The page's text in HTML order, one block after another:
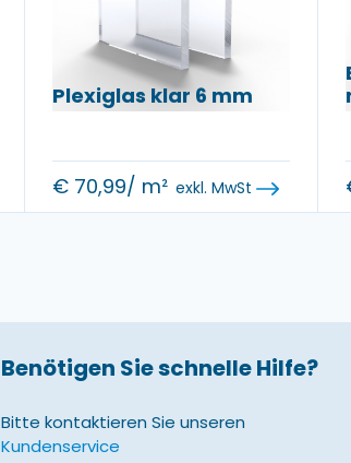
Plexiglas klar 6 mm
€ 70,99/ m² exkl. MwSt
Benötigen Sie schnelle Hilfe?
Bitte kontaktieren Sie unseren
Kundenservice